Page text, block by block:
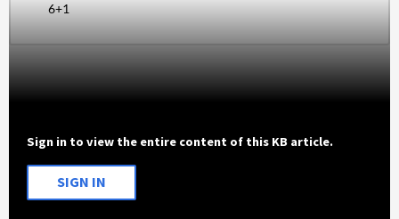
6+1
Sign in to view the entire content of this KB article.
SIGN IN